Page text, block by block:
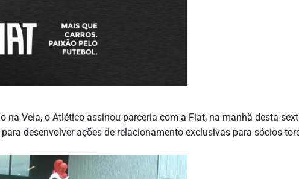
na Veia, o Atlético assinou parceria com a Fiat, na manhã desta
desenvolver ações de relacionamento exclusivas para sócios-